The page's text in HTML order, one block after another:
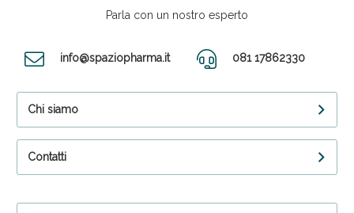
Parla con un nostro esperto
info@spaziopharma.it 081 17862330
Chi siamo
Contatti